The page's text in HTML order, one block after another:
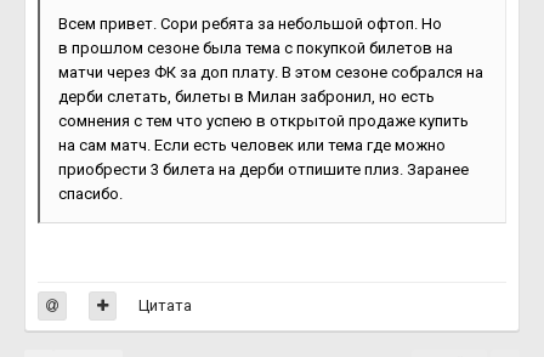
Всем привет. Сори ребята за небольшой офтоп. Но
в прошлом сезоне была тема с покупкой билетов на
матчи через ФК за доп плату. В этом сезоне собрался на
дерби слетать, билеты в Милан забронил, но есть
сомнения с тем что успею в открытой продаже купить
на сам матч. Если есть человек или тема где можно
приобрести 3 билета на дерби отпишите плиз. Заранее
спасибо.
Цитата